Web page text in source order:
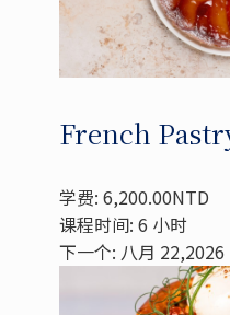
French
学费: 6,200.00NTD
课程时间: 6 小时
下一个: 八月 22,2026